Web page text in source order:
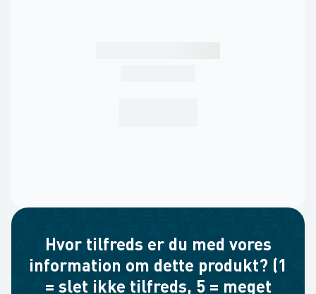
Hvor tilfreds er du med vores
information om dette produkt? (1
= slet ikke tilfreds, 5 = meget